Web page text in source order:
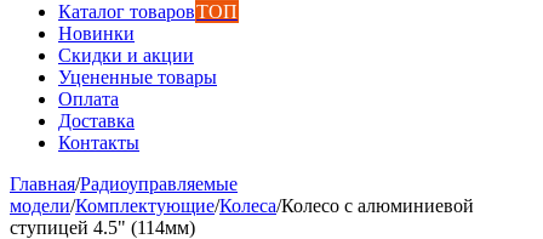
Каталог товаровТОП
Новинки
Скидки и акции
Уцененные товары
Оплата
Доставка
Контакты
Главная/Радиоуправляемые
модели/Комплектующие/Колеса/Колесо с алюминиевой
ступицей 4.5" (114мм)